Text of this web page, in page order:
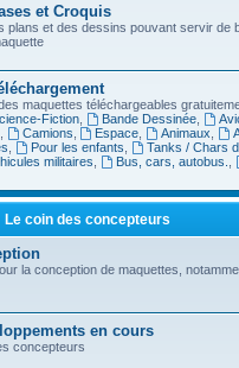
et Croquis
plans et des dessins pouvant servir de
maquettes téléchargeables
Fiction, Bande Dessinée,
Camions Espace Animaux
Pour les enfants Tanks / Chars
militaires Bus, cars, autobus.
Le coin des concepteurs
la conception de maquettes,
en cours
concepteurs